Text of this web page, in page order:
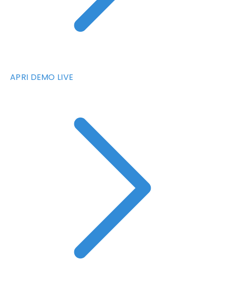
APRI DEMO LIVE